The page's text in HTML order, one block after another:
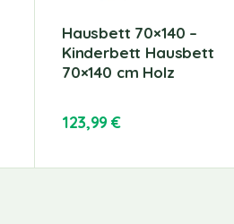
Hausbett 70×140 –
Kinderbett Hausbett
70×140 cm Holz
123,99€